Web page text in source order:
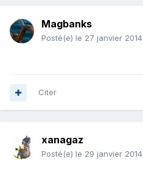
Magbanks
Posté(e) le 27 janvier 2014
Citer
xanagaz
Posté(e) le 29 janvier 2014